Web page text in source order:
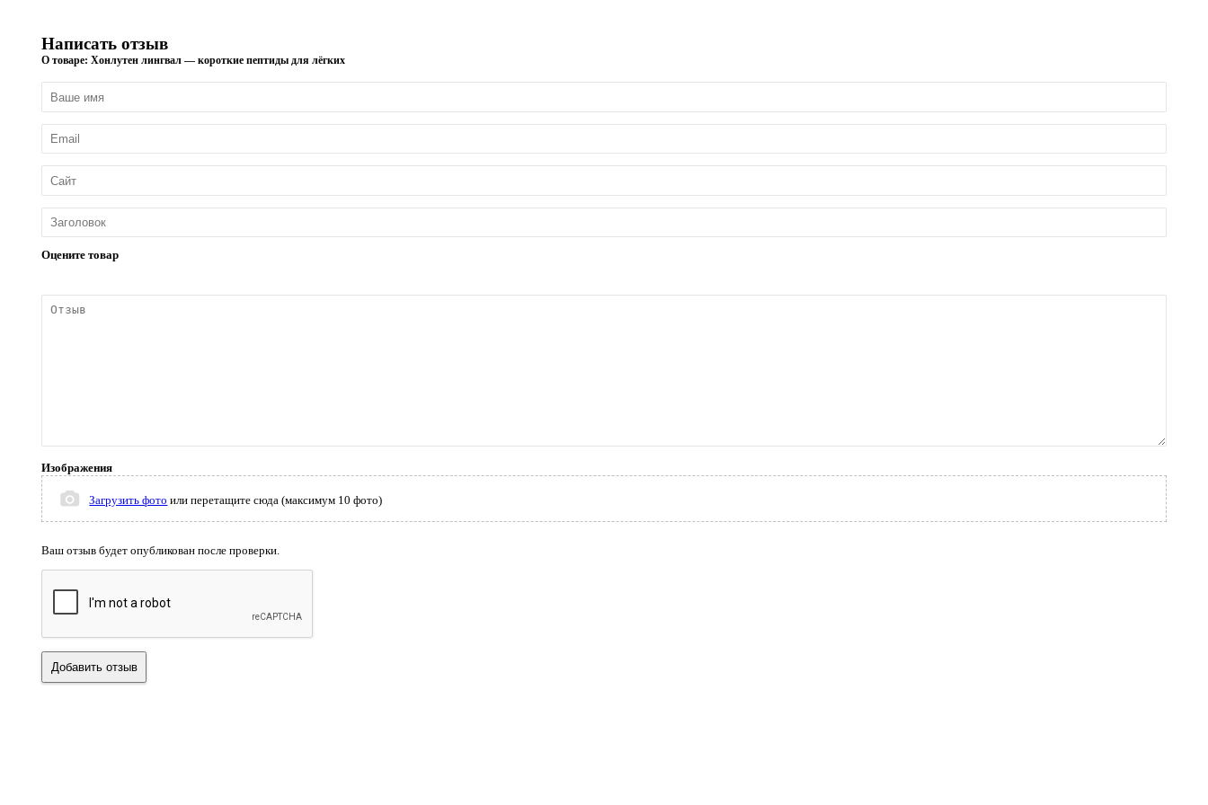
Написать отзыв
О товаре: Хонлутен лингвал — короткие пептиды для лёгких
Оцените товар
Изображения
Загрузить фото или перетащите сюда (максимум 10 фото)
Ваш отзыв будет опубликован после проверки.